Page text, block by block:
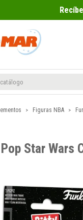
Recíbelo primero
Figuras NBA
Star Wars